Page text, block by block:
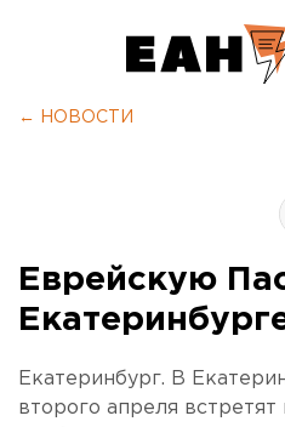
← НОВОСТИ
Еврейскую
Екатеринбург. В
второго апреля